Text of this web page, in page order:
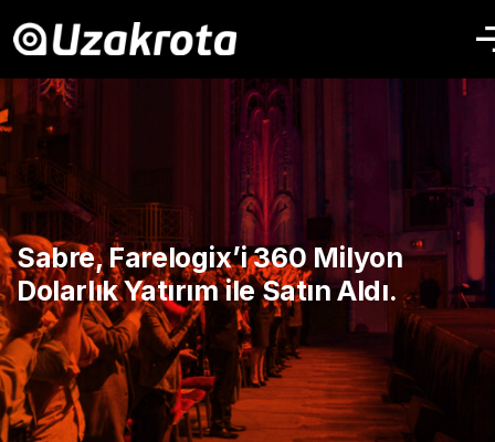
Sabre, Farelogix’i 360 Milyon
Dolarlık Yatırım ile Satın Aldı.